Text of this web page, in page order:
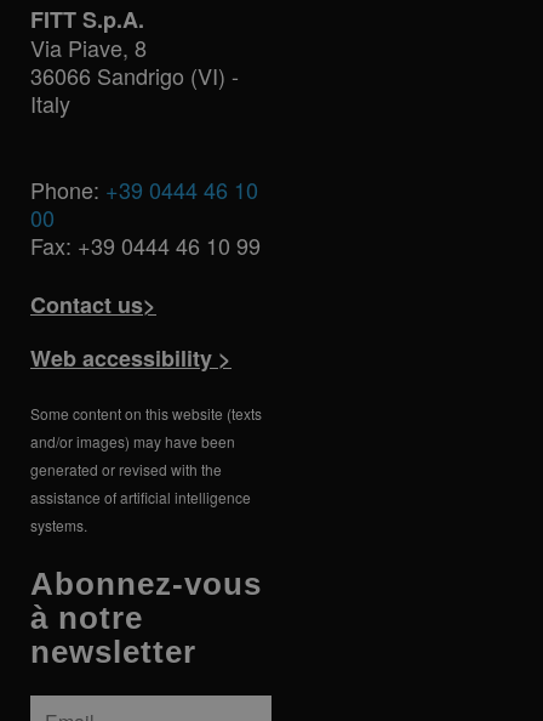
FITT S.p.A.
Via Piave, 8
36066 Sandrigo (VI) -
Italy
Phone: +39 0444 46 10
00
Fax: +39 0444 46 10 99
Contact us>
Web accessibility >
Some content on this website (texts
and/or images) may have been
generated or revised with the
assistance of artificial intelligence
systems.
Abonnez-vous
à notre
newsletter
Email